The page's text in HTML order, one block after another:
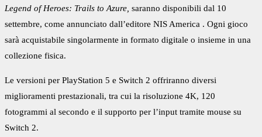
Legend of Heroes: Trails to Azure, saranno disponibili dal 10
settembre, come annunciato dall’editore NIS America . Ogni gioco
sarà acquistabile singolarmente in formato digitale o insieme in una
collezione fisica.
Le versioni per PlayStation 5 e Switch 2 offriranno diversi
miglioramenti prestazionali, tra cui la risoluzione 4K, 120
fotogrammi al secondo e il supporto per l’input tramite mouse su
Switch 2.